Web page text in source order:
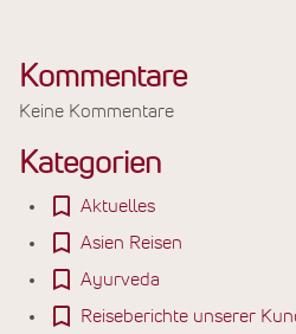
Kommentare
Keine Kommentare
Kategorien
Aktuelles
Asien Reisen
Ayurveda
Reiseberichte unserer